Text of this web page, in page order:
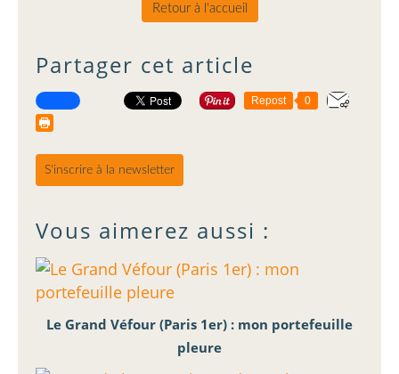
Retour à l'accueil
Partager cet article
Repost 0
S'inscrire à la newsletter
Vous aimerez aussi :
Le Grand Véfour (Paris 1er) : mon portefeuille
pleure